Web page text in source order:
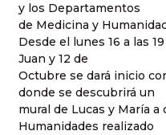
y los Departamentos
de Medicina y
Desde el lunes 16 a las
Juan y 12 de
Octubre se dará inicio
donde se descubrirá un
mural de Lucas y María
Humanidades realizado